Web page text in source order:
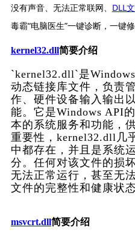
没有声音、无法正常联网、 DLL
毒霸“电脑医生”一键诊断，一键修
kernel32.dll简要介绍
`kernel32.dll`是
动态链接库文件，负责
作、硬件设备输入输出
能。它是Windows API
本的系统服务和功能，
重要性，kernel32.dll几
中都存在，并且是系统
分。任何对该文件的损
无法正常运行，甚至无
文件的完整性和健康状
msvcrt.dll简要介绍